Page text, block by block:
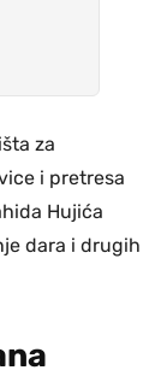
za
i pretresa
Hujića
dara i drugih